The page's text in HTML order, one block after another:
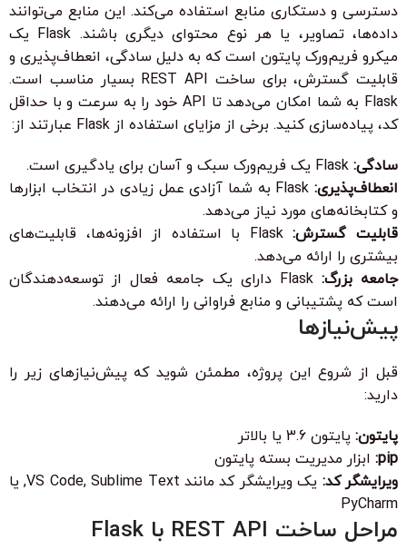
دسترسی و دستکاری منابع استفاده می‌کند. این منابع می‌توانند
داده‌ها، تصاویر، یا هر نوع محتوای دیگری باشند. Flask یک
میکرو فریم‌ورک پایتون است که به دلیل سادگی، انعطاف‌پذیری و
قابلیت گسترش، برای ساخت REST API بسیار مناسب است.
Flask به شما امکان می‌دهد تا API خود را به سرعت و با حداقل
کد، پیاده‌سازی کنید. برخی از مزایای استفاده از Flask عبارتند از:
سادگی:
انعطاف‌پذیری:
Flask به شما آزادی عمل زیادی در انتخاب ابزارها
و کتابخانه‌های مورد نیاز می‌دهد.
قابلیت گسترش:
Flask با استفاده از افزونه‌ها، قابلیت‌های
بیشتری را ارائه می‌دهد.
جامعه بزرگ:
Flask دارای یک جامعه فعال از توسعه‌دهندگان
است که پشتیبانی و منابع فراوانی را ارائه می‌دهند.
پیش‌نیازها
قبل از شروع این پروژه، مطمئن شوید که پیش‌نیازهای زیر را
دارید:
پایتون: پایتون 3.6 یا بالاتر
pip: ابزار مدیریت بسته پایتون
ویرایشگر کد:
یک ویرایشگر کد مانند VS Code, Sublime Text, یا
PyCharm
مراحل ساخت REST API با Flask